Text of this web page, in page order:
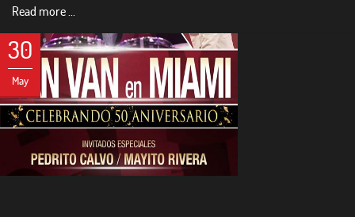
Read more ...
30
May